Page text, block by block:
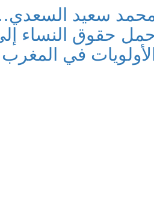
سعيد
حقوق النساء
في المغرب